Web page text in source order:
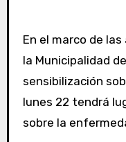
En el marco de las actividades organizadas por
la Municipalidad
sensibilización
lunes 22 tendrá
sobre la